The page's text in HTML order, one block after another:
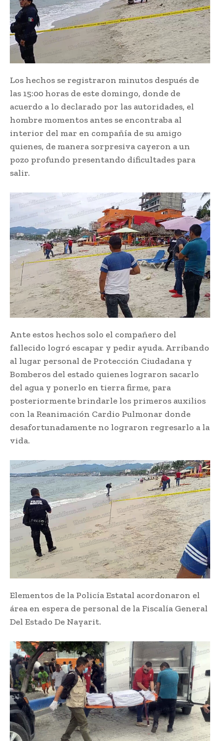
Los hechos se registraron minutos después de
las 15:00 horas de este domingo, donde de
acuerdo a lo declarado por las autoridades, el
hombre momentos antes se encontraba al
interior del mar en compañía de su amigo
quienes, de manera sorpresiva cayeron a un
pozo profundo presentando dificultades para
salir.
Ante estos hechos solo el compañero del
fallecido logró escapar y pedir ayuda. Arribando
al lugar personal de Protección Ciudadana y
Bomberos del estado quienes lograron sacarlo
del agua y ponerlo en tierra firme, para
posteriormente brindarle los primeros auxilios
con la Reanimación Cardio Pulmonar donde
desafortunadamente no lograron regresarlo a la
vida.
Elementos de la Policía Estatal acordonaron el
área en espera de personal de la Fiscalía General
Del Estado De Nayarit.